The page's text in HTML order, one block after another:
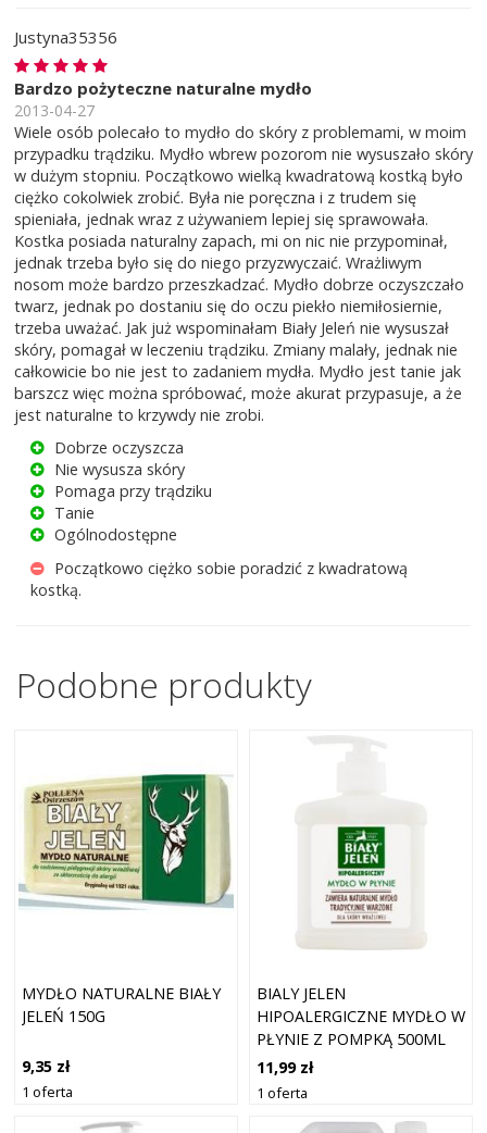
Justyna35356
Bardzo pożyteczne naturalne mydło
2013-04-27
Wiele osób polecało to mydło do skóry z problemami, w moim
przypadku trądziku. Mydło wbrew pozorom nie wysuszało skóry
w dużym stopniu. Początkowo wielką kwadratową kostką było
ciężko cokolwiek zrobić. Była nie poręczna i z trudem się
spieniała, jednak wraz z używaniem lepiej się sprawowała.
Kostka posiada naturalny zapach, mi on nic nie przypominał,
jednak trzeba było się do niego przyzwyczaić. Wrażliwym
nosom może bardzo przeszkadzać. Mydło dobrze oczyszczało
twarz, jednak po dostaniu się do oczu piekło niemiłosiernie,
trzeba uważać. Jak już wspominałam Biały Jeleń nie wysuszał
skóry, pomagał w leczeniu trądziku. Zmiany malały, jednak nie
całkowicie bo nie jest to zadaniem mydła. Mydło jest tanie jak
barszcz więc można spróbować, może akurat przypasuje, a że
jest naturalne to krzywdy nie zrobi.
Dobrze oczyszcza
Nie wysusza skóry
Pomaga przy trądziku
Tanie
Ogólnodostępne
Początkowo ciężko sobie poradzić z kwadratową
kostką.
Podobne produkty
MYDŁO NATURALNE BIAŁY
JELEŃ 150G
9,35 zł
1 oferta
BIALY JELEN
HIPOALERGICZNE MYDŁO W
PŁYNIE Z POMPKĄ 500ML
11,99 zł
1 oferta